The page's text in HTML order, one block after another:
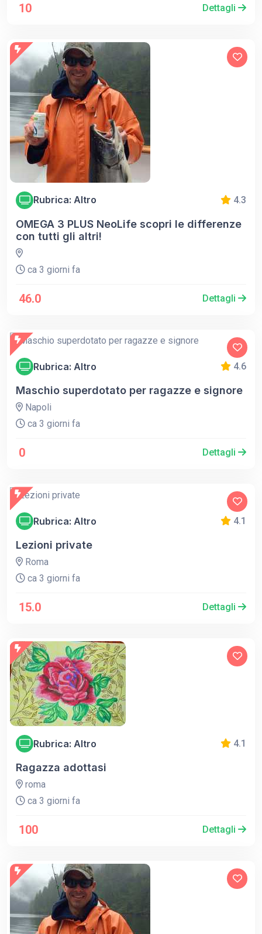
10 Dettagli
Rubrica: Altro 4.3
OMEGA 3 PLUS NeoLife scopri le differenze
con tutti gli altri!
ca 3 giorni fa
46.0 Dettagli
Rubrica: Altro 4.6
Maschio superdotato per ragazze e signore
Napoli
ca 3 giorni fa
0 Dettagli
Rubrica: Altro 4.1
Lezioni private
Roma
ca 3 giorni fa
15.0 Dettagli
Rubrica: Altro 4.1
Ragazza adottasi
roma
ca 3 giorni fa
100 Dettagli